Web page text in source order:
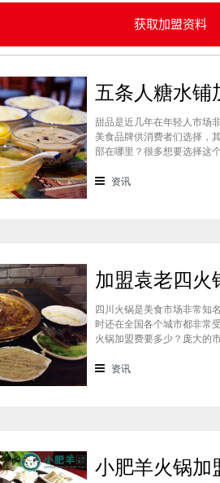
获取加盟资料
甜品是近几年在年轻人市场
美食品牌供消费者们选择，
部在哪里？很多想要选择这
条人糖水铺加盟情况，欢迎
资讯
四川火锅是美食市场非常知
时还在全国各个城市都非常
火锅加盟费要多少？庞大的
准，袁老四火锅加盟至少要
资讯